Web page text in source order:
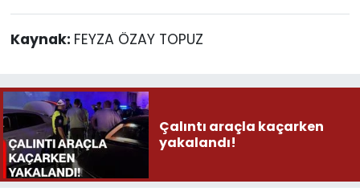
Kaynak: FEYZA ÖZAY TOPUZ
Çalıntı araçla kaçarken
yakalandı!